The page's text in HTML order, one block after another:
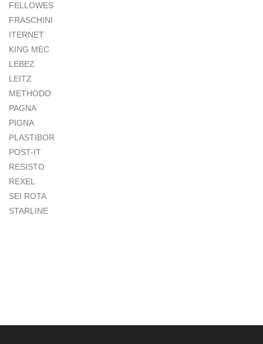
FELLOWES
FRASCHINI
ITERNET
KING MEC
LEBEZ
LEITZ
METHODO
PAGNA
PIGNA
PLASTIBOR
POST-IT
RESISTO
REXEL
SEI ROTA
STARLINE